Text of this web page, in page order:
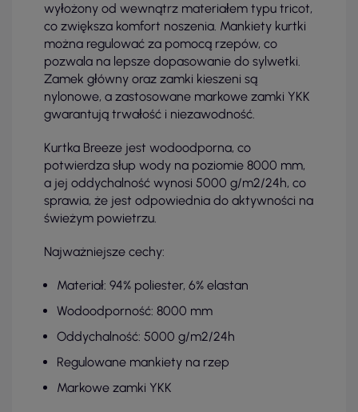
wyłożony od wewnątrz materiałem typu tricot,
co zwiększa komfort noszenia. Mankiety kurtki
można regulować za pomocą rzepów, co
pozwala na lepsze dopasowanie do sylwetki.
Zamek główny oraz zamki kieszeni są
nylonowe, a zastosowane markowe zamki YKK
gwarantują trwałość i niezawodność.
Kurtka Breeze jest wodoodporna, co
potwierdza słup wody na poziomie 8000 mm,
a jej oddychalność wynosi 5000 g/m2/24h, co
sprawia, że jest odpowiednia do aktywności na
świeżym powietrzu.
Najważniejsze cechy:
Materiał: 94% poliester, 6% elastan
Wodoodporność: 8000 mm
Oddychalność: 5000 g/m2/24h
Regulowane mankiety na rzep
Markowe zamki YKK